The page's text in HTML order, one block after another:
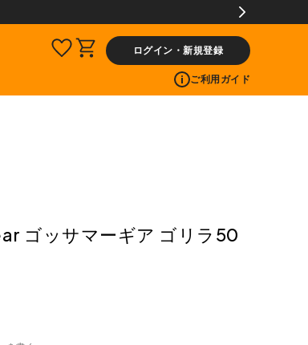
ログイン・新規登録
ご利用ガイド
ゴッサマーギア ゴリラ50